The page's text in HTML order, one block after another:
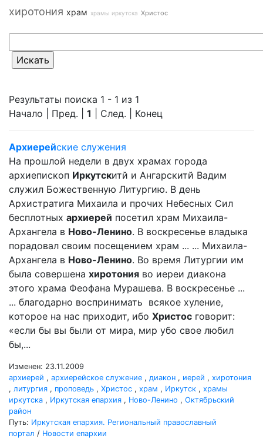
хиротония храм храмы иркутска Христос
Результаты поиска 1 - 1 из 1
Начало | Пред. | 1 | След. | Конец
Архиерейские служения
На прошлой недели в двух храмах города
архиепископ Иркутскитй и Ангарскитй Вадим
служил Божественную Литургию. В день
Архистратига Михаила и прочих Небесных Сил
бесплотных архиерей посетил храм Михаила-
Архангела в Ново-Ленино. В воскресенье владыка
порадовал своим посещением храм ... ... Михаила-
Архангела в Ново-Ленино. Во время Литургии им
была совершена хиротония во иереи диакона
этого храма Феофана Мурашева. В воскресенье ...
... благодарно воспринимать всякое хуление,
которое на нас приходит, ибо Христос говорит:
«если бы вы были от мира, мир убо свое любил
бы,...
Изменен: 23.11.2009
архиерей , архиерейское служение , диакон , иерей , хиротония
, литургия , проповедь , Христос , храм , Иркутск , храмы
иркутска , Иркутская епархия , Ново-Ленино , Октябрьский
район
Путь: Иркутская епархия. Региональный православный
портал / Новости епархии